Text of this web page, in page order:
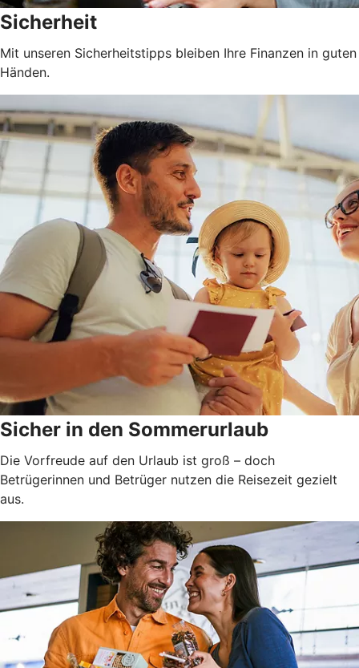
Sicherheit
Mit unseren Sicherheitstipps bleiben Ihre Finanzen in guten
Händen.
Sicher in den Sommerurlaub
Die Vorfreude auf den Urlaub ist groß – doch
Betrügerinnen und Betrüger nutzen die Reisezeit gezielt
aus.